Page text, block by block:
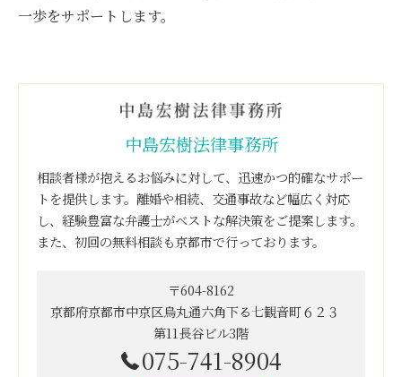
一歩をサポートします。
中島宏樹法律事務所
相談者様が抱えるお悩みに対して、迅速かつ的確なサポー
トを提供します。離婚や相続、交通事故など幅広く対応
し、経験豊富な弁護士がベストな解決策をご提案します。
また、初回の無料相談も京都市で行っております。
〒604-8162
京都府京都市中京区烏丸通六角下る七観音町６２３
第11長谷ビル3階
075-741-8904